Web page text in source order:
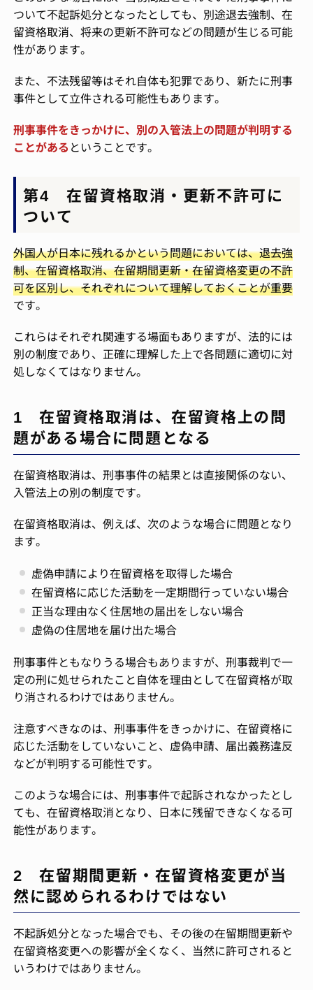
ついて不起訴処分となったとしても、別途退去強制、在
留資格取消、将来の更新不許可などの問題が生じる可能
性があります。
また、不法残留等はそれ自体も犯罪であり、新たに刑事
事件として立件される可能性もあります。
刑事事件をきっかけに、別の入管法上の問題が判明する
ことがある ということです。
第4 在留資格取消・更新不許可に
ついて
外国人が日本に残れるかという問題においては、退去強
制、在留資格取消、在留期間更新・在留資格変更の不許
可を区別し、それぞれについて理解しておくことが重要
です。
これらはそれぞれ関連する場面もありますが、法的には
別の制度であり、正確に理解した上で各問題に適切に対
処しなくてはなりません。
1 在留資格取消は、在留資格上の問
題がある場合に問題となる
在留資格取消は、刑事事件の結果とは直接関係のない、
入管法上の別の制度です。
在留資格取消は、例えば、次のような場合に問題となり
ます。
虚偽申請により在留資格を取得した場合
在留資格に応じた活動を一定期間行っていない場合
正当な理由なく住居地の届出をしない場合
虚偽の住居地を届け出た場合
刑事事件ともなりうる場合もありますが、刑事裁判で一
定の刑に処せられたこと自体を理由として在留資格が取
り消されるわけではありません。
注意すべきなのは、刑事事件をきっかけに、在留資格に
応じた活動をしていないこと、虚偽申請、届出義務違反
などが判明する可能性です。
このような場合には、刑事事件で起訴されなかったとし
ても、在留資格取消となり、日本に残留できなくなる可
能性があります。
2 在留期間更新・在留資格変更が当
然に認められるわけではない
不起訴処分となった場合でも、その後の在留期間更新や
在留資格変更への影響が全くなく、当然に許可されると
いうわけではありません。